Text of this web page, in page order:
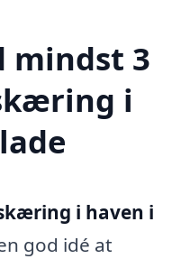
mindst 3
i
i haven i
god idé at